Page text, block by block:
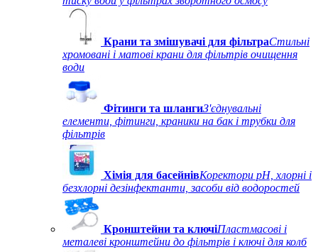
Крани та змішувачі для фільтраСтильні
хромовані і матові крани для фільтрів очищення
води
Фітинги та шлангиЗ'єднувальні
елементи, фітинги, краники на бак і трубки для
фільтрів
Хімія для басейнівКоректори рН, хлорні і
безхлорні дезінфектанти, засоби від водоростей
Кронштейни та ключіПластмасові і
металеві кронштейни до фільтрів і ключі для колб